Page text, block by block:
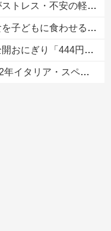
なる可能性。英大学の研究で実証
るのを諦めるｗｗｗｗｗｗｗ
円」がコチラｗｗｗｗｗ
』と欧州の大手メディアが一斉に報道！」